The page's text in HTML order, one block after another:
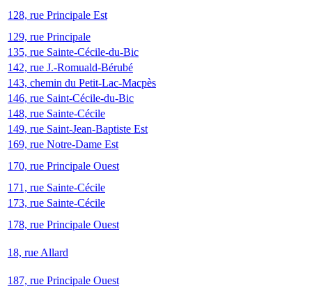
128, rue Principale Est
129, rue Principale
135, rue Sainte-Cécile-du-Bic
142, rue J.-Romuald-Bérubé
143, chemin du Petit-Lac-Macpès
146, rue Saint-Cécile-du-Bic
148, rue Sainte-Cécile
149, rue Saint-Jean-Baptiste Est
169, rue Notre-Dame Est
170, rue Principale Ouest
171, rue Sainte-Cécile
173, rue Sainte-Cécile
178, rue Principale Ouest
18, rue Allard
187, rue Principale Ouest